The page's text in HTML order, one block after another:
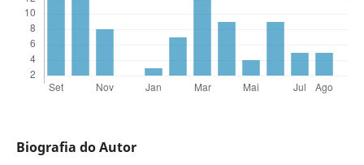
Biografia do Autor